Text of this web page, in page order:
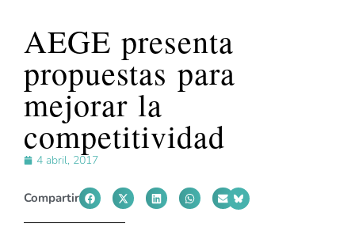
AEGE presenta
propuestas para
mejorar la
competitividad
4 abril, 2017
Compartir